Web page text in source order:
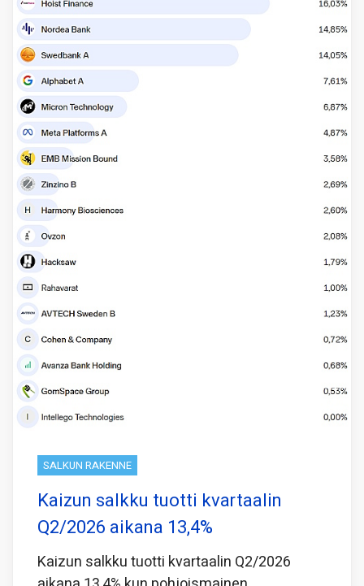
SALKUN RAKENNE
Kaizun salkku tuotti kvartaalin
Q2/2026 aikana 13,4%
Kaizun salkku tuotti kvartaalin Q2/2026